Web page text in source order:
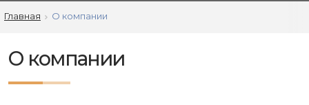
Главная О компании
О компании